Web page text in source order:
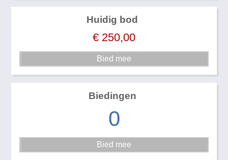
Huidig bod
€ 250,00
Biedingen
0